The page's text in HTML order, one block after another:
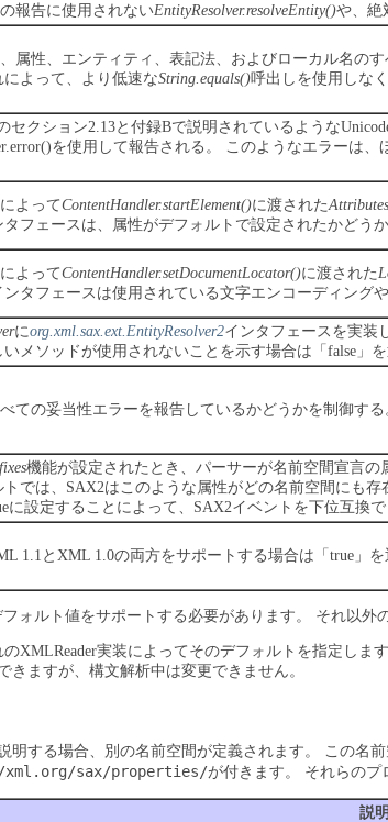
報告に使用されないEntityResolver.resolveEntity()や、絶
属性、エンティティ、表記法、およびローカル名の
によって、より低速なString.equals()呼出しを使用しな
セクション2.13と付録Bで説明されているような
を使用して報告される。
このようなエラーは、
よってContentHandler.startElement()に渡されたAttributes
タフェースは、属性がデフォルトで設定されたかどう
よってContentHandler.setDocumentLocator()に渡された
ンタフェースは使用されている文字エンコーディング
にorg.xml.sax.ext.EntityResolver2インタフェースを実装
いメソッドが使用されないことを示す場合は「false」を
ての妥当性エラーを報告しているかどうかを制御す
機能が設定されたとき、パーサーが名前空間宣言の
では、SAX2はこのような属性がどの名前空間にも存
に設定することによって、SAX2イベントを下位互換
1.1とXML 1.0の両方をサポートする場合は「true」を
ォルト値をサポートする必要があります。 それ以外
XMLReader実装によってそのデフォルトを指定しま
ますが、構文解析中は変更できません。
する場合、別の名前空間が定義されます。 この名
sax/properties/が付きます。 それらのプ
説明